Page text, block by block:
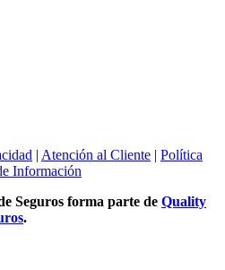
| Atención al Cliente | Política
Información
Seguros forma parte de Quality
.